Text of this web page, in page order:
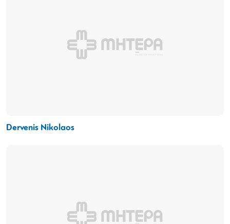
Dervenis Nikolaos